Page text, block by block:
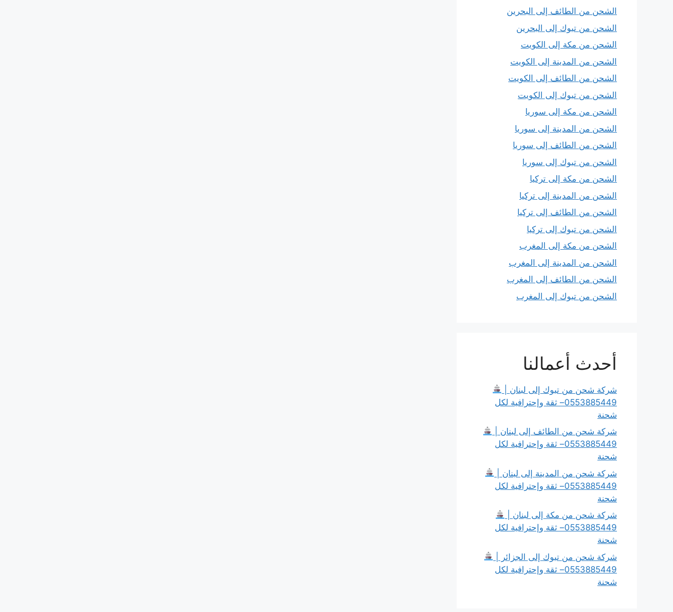
الشحن من الطائف إلى البحرين
الشحن من تبوك إلى البحرين
الشحن من مكة إلى الكويت
الشحن من المدينة إلى الكويت
الشحن من الطائف إلى الكويت
الشحن من تبوك إلى الكويت
الشحن من مكة إلى سوريا
الشحن من المدينة إلى سوريا
الشحن من الطائف إلى سوريا
الشحن من تبوك إلى سوريا
الشحن من مكة إلى تركيا
الشحن من المدينة إلى تركيا
الشحن من الطائف إلى تركيا
الشحن من تبوك إلى تركيا
الشحن من مكة إلى المغرب
الشحن من المدينة إلى المغرب
الشحن من الطائف إلى المغرب
الشحن من تبوك إلى المغرب
أحدث أعمالنا
شركة شحن من تبوك إلى لبنان |
0553885449– ثقة وإحترافية لكل
شحنة
شركة شحن من الطائف إلى لبنان |
0553885449– ثقة وإحترافية لكل
شحنة
شركة شحن من المدينة إلى لبنان |
0553885449– ثقة وإحترافية لكل
شحنة
شركة شحن من مكة إلى لبنان |
0553885449– ثقة وإحترافية لكل
شحنة
شركة شحن من تبوك إلى الجزائر |
0553885449– ثقة وإحترافية لكل
شحنة